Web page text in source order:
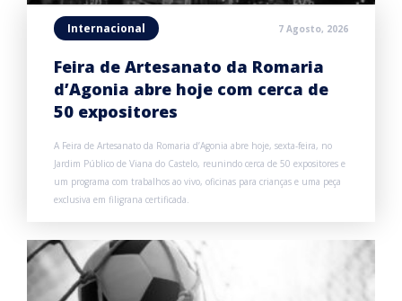
Internacional 7 Agosto, 2026
Feira de Artesanato da Romaria
d’Agonia abre hoje com cerca de
50 expositores
A Feira de Artesanato da Romaria d’Agonia abre hoje, sexta-feira, no
Jardim Público de Viana do Castelo, reunindo cerca de 50 expositores e
um programa com trabalhos ao vivo, oficinas para crianças e uma peça
exclusiva em filigrana certificada.